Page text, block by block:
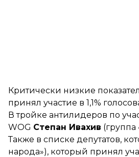
Критически низкие
принял участие в 1,1%
В тройке антилидеров по
WOG Степан Ивахив
Также в списке депутатов,
народа»), который принял